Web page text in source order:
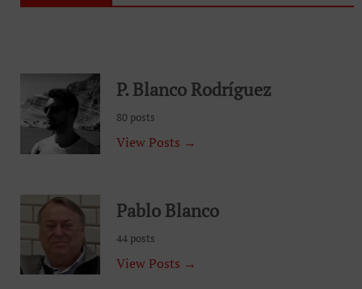
P. Blanco Rodríguez
80 posts
View Posts →
Pablo Blanco
44 posts
View Posts →